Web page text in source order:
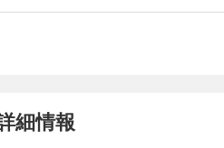
細情報